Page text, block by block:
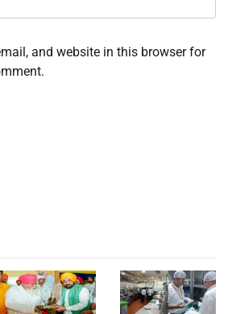
and website in this browser for